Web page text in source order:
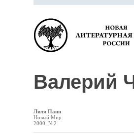
Валерий
Лиля Панн
Новый Мир
2000, №2